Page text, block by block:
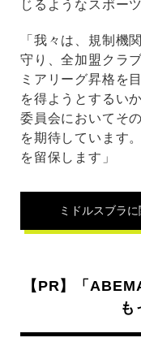
じるようなスポー
「我々は、規制機
守り、全加盟クラ
ミアリーグ昇格を
を得ようとするい
委員会においてそ
を期待しています
を留保します」
ミドルスブラ
【PR】「
も